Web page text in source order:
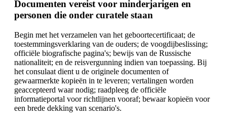
Documenten vereist voor minderjarigen en
personen die onder curatele staan
Begin met het verzamelen van het geboortecertificaat; de
toestemmingsverklaring van de ouders; de voogdijbeslissing;
officiële biografische pagina's; bewijs van de Russische
nationaliteit; en de reisvergunning indien van toepassing. Bij
het consulaat dient u de originele documenten of
gewaarmerkte kopieën in te leveren; vertalingen worden
geaccepteerd waar nodig; raadpleeg de officiële
informatieportal voor richtlijnen vooraf; bewaar kopieën voor
een brede dekking van scenario's.